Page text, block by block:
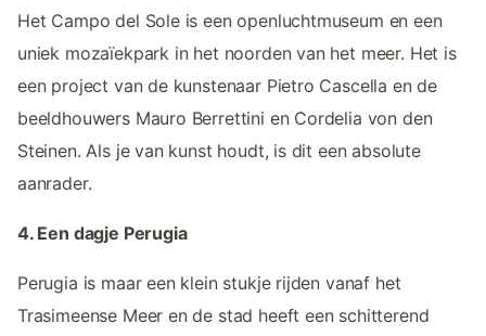
Het Campo del Sole is een openluchtmuseum en een
uniek mozaïekpark in het noorden van het meer. Het is
een project van de kunstenaar Pietro Cascella en de
beeldhouwers Mauro Berrettini en Cordelia von den
Steinen. Als je van kunst houdt, is dit een absolute
aanrader.
4. Een dagje Perugia
Perugia is maar een klein stukje rijden vanaf het
Trasimeense Meer en de stad heeft een schitterend